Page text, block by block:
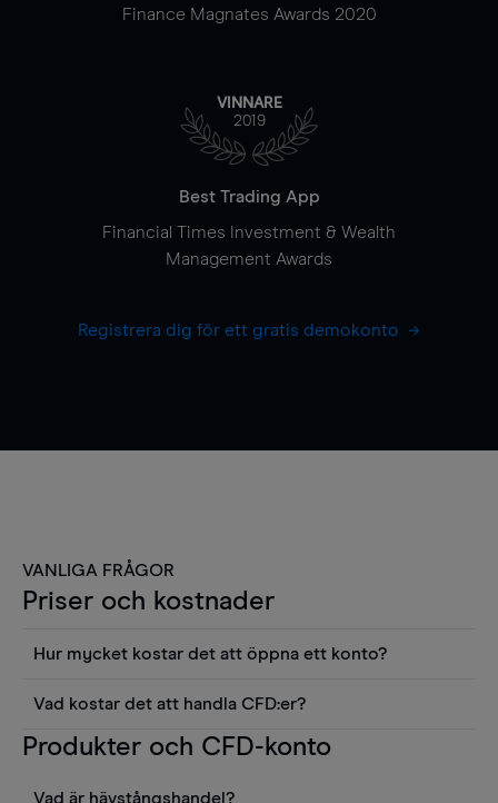
Finance Magnates Awards 2020
VINNARE
2019
Best Trading App
Financial Times Investment & Wealth
Management Awards
Registrera dig för ett gratis demokonto
VANLIGA FRÅGOR
Priser och kostnader
Hur mycket kostar det att öppna ett konto?
använda sådana verktyg som diagram, Reuters
aktierapporter utan kostnad.
Vad kostar det att handla CFD:er?
Det är en rad kostnader att tänka på när man
innehavskostnader (för positioner som hålls öppna
Produkter och CFD-konto
Vad är hävstångshandel?